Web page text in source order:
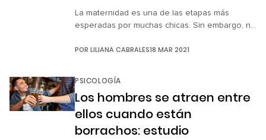
La maternidad es una de las etapas más
esperadas por muchas chicas. Sin embargo, no
de malo en esto, a fin de cuentas, convertirse
Según un estudio realizado por el psicólogo
[…]
POR LILIANA CABRALES18 MAR 2021
PSICOLOGÍA
Los hombres se atraen entre
ellos cuando están
borrachos: estudio